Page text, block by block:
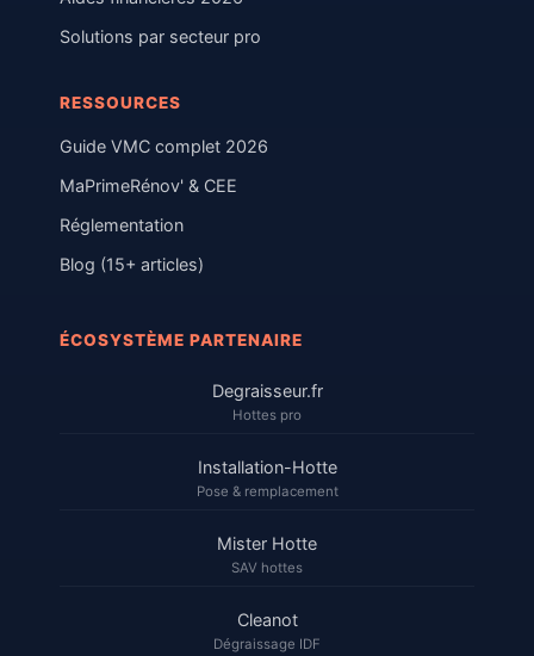
Solutions par secteur pro
RESSOURCES
Guide VMC complet 2026
MaPrimeRénov' & CEE
Réglementation
Blog (15+ articles)
ÉCOSYSTÈME PARTENAIRE
Degraisseur.fr
Hottes pro
Installation-Hotte
Pose & remplacement
Mister Hotte
SAV hottes
Cleanot
Dégraissage IDF